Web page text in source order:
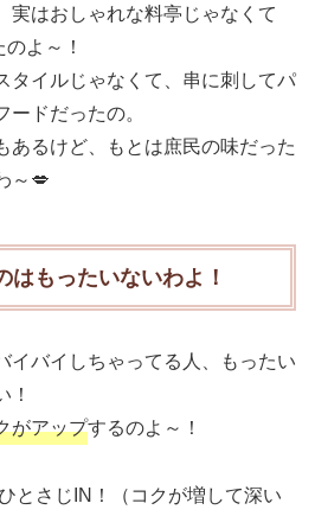
実はおしゃれな料亭じゃなくて
のよ～！
タイルじゃなくて、串に刺してパ
ードだったの。
あるけど、もとは庶民の味だった
～💋
はもったいないわよ！
イバイしちゃってる人、もったい
！
がアップするのよ～！
とさじIN！（コクが増して深い